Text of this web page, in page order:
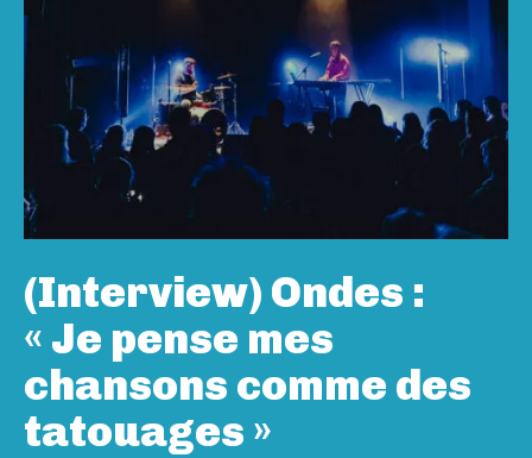
(Interview) Ondes :
« Je pense mes
chansons comme des
tatouages »